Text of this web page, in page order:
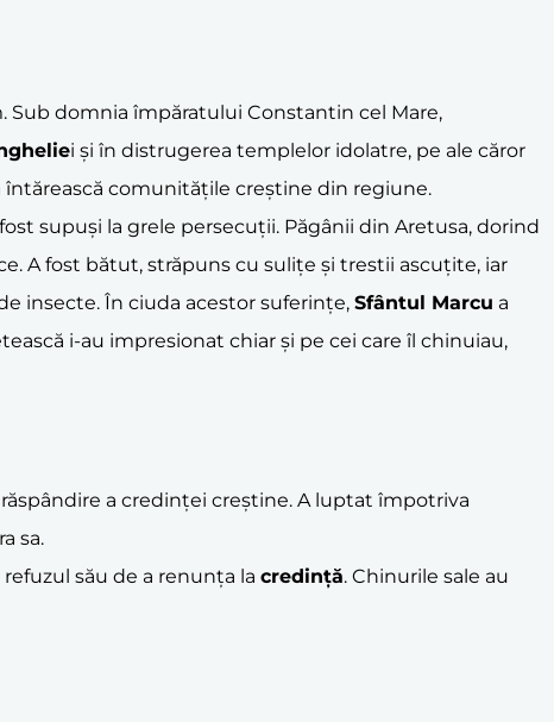
Sub domnia împăratului Constantin cel Mare,
i și în distrugerea templelor idolatre, pe ale căror
întărească comunitățile creștine din regiune.
supuși la grele persecuții. Păgânii din Aretusa, dorind
A fost bătut, străpuns cu sulițe și trestii ascuțite, iar
insecte. În ciuda acestor suferințe, Sfântul Marcu a
i-au impresionat chiar și pe cei care îl chinuiau,
a credinței creștine. A luptat împotriva
sa.
său de a renunța la credință. Chinurile sale au